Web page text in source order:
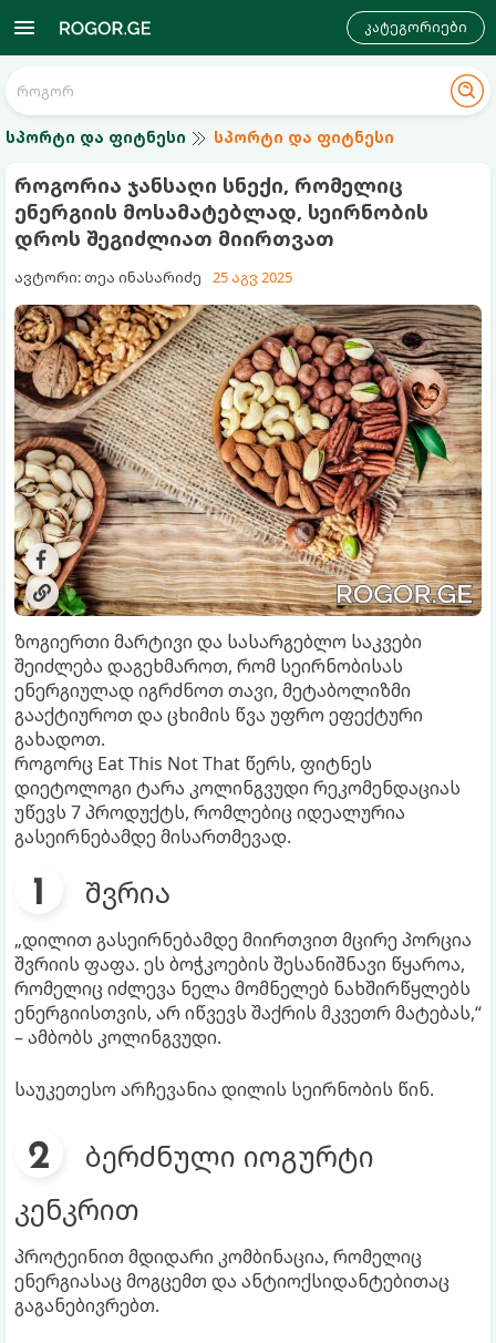
კატეგორიები
სპორტი და ფიტნესი სპორტი და ფიტნესი
როგორია ჯანსაღი სნექი, რომელიც
ენერგიის მოსამატებლად, სეირნობის
დროს შეგიძლიათ მიირთვათ
ავტორი: თეა ინასარიძე 25 აგვ 2025
ზოგიერთი მარტივი და სასარგებლო საკვები
შეიძლება დაგეხმაროთ, რომ სეირნობისას
ენერგიულად იგრძნოთ თავი, მეტაბოლიზმი
გააქტიუროთ და ცხიმის წვა უფრო ეფექტური
გახადოთ.
როგორც Eat This Not That წერს, ფიტნეს
დიეტოლოგი ტარა კოლინგვუდი რეკომენდაციას
უწევს 7 პროდუქტს, რომლებიც იდეალურია
გასეირნებამდე მისართმევად.
შვრია
„დილით გასეირნებამდე მიირთვით მცირე პორცია
შვრიის ფაფა. ეს ბოჭკოების შესანიშნავი წყაროა,
რომელიც იძლევა ნელა მომნელებ ნახშირწყლებს
ენერგიისთვის, არ იწვევს შაქრის მკვეთრ მატებას,“
– ამბობს კოლინგვუდი.
საუკეთესო არჩევანია დილის სეირნობის წინ.
ბერძნული იოგურტი
კენკრით
პროტეინით მდიდარი კომბინაცია, რომელიც
ენერგიასაც მოგცემთ და ანტიოქსიდანტებითაც
გაგანებივრებთ.